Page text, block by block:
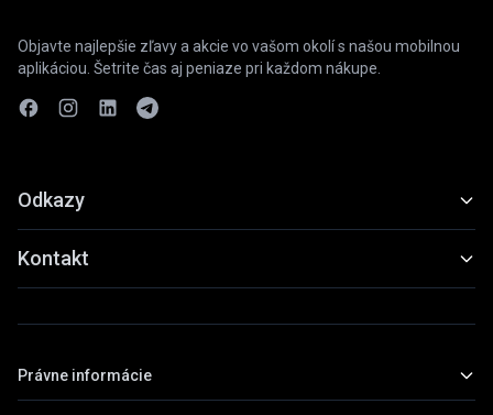
Objavte najlepšie zľavy a akcie vo vašom okolí s našou mobilnou
aplikáciou. Šetrite čas aj peniaze pri každom nákupe.
Odkazy
Funkcie
Ukážky
Stiahnuť
Kontakt
Praha, Česká republika
Právne informácie